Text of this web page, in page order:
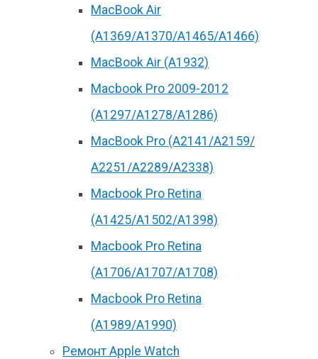
MacBook Air
(A1369/A1370/A1465/A1466)
MacBook Air (A1932)
Macbook Pro 2009-2012
(A1297/A1278/A1286)
MacBook Pro (А2141/А2159/
А2251/A2289/A2338)
Macbook Pro Retina
(А1425/A1502/A1398)
Macbook Pro Retina
(А1706/A1707/A1708)
Macbook Pro Retina
(А1989/A1990)
Ремонт Apple Watch